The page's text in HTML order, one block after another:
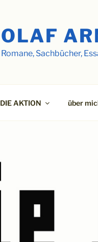
OLAF
Romane, Sachbücher,
DIE AKTION über